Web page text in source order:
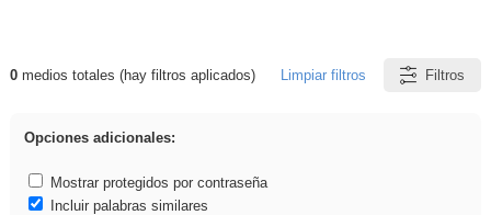
Resultados de: acanalado
0medios totales (hay filtros aplicados) Limpiar filtros Filtros
Opciones adicionales:
Mostrar protegidos por contraseña
Incluir palabras similares